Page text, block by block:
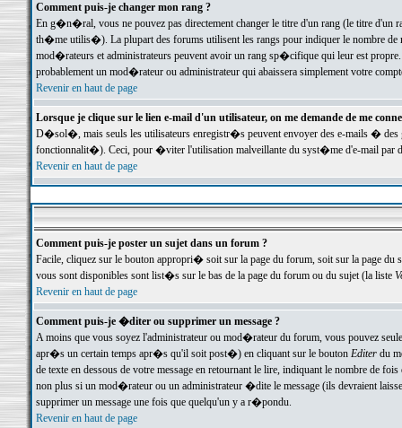
Comment puis-je changer mon rang ?
En g�n�ral, vous ne pouvez pas directement changer le titre d'un rang (le titre d'un
th�me utilis�). La plupart des forums utilisent les rangs pour indiquer le nombre de
mod�rateurs et administrateurs peuvent avoir un rang sp�cifique qui leur est
probablement un mod�rateur ou administrateur qui abaissera simplement votre
Revenir en haut de page
Lorsque je clique sur le lien e-mail d'un utilisateur, on me demande de me
D�sol�, mais seuls les utilisateurs enregistr�s peuvent envoyer des e-mails �
fonctionnalit�). Ceci, pour �viter l'utilisation malveillante du syst�me d'e-mail par
Revenir en haut de page
Comment puis-je poster un sujet dans un forum ?
Facile, cliquez sur le bouton appropri� soit sur la page du forum, soit sur la page du
vous sont disponibles sont list�s sur le bas de la page du forum ou du sujet (la liste
Revenir en haut de page
Comment puis-je �diter ou supprimer un message ?
A moins que vous soyez l'administrateur ou mod�rateur du forum, vous pouvez
apr�s un certain temps apr�s qu'il soit post�) en cliquant sur le bouton Editerdu
de texte en dessous de votre message en retournant le lire, indiquant le nombre
non plus si un mod�rateur ou un administrateur �dite le message (ils devraient
supprimer un message une fois que quelqu'un y a r�pondu.
Revenir en haut de page